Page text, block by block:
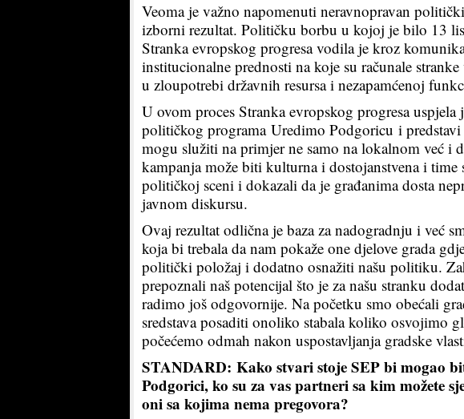
Veoma je važno napomenuti neravnopravan
izborni rezultat. Političku borbu u kojoj je bilo 13
Stranka evropskog progresa vodila je kroz
institucionalne prednosti na koje su računale
u zloupotrebi državnih resursa i nezapamćenoj
U ovom proces Stranka evropskog progresa uspjela
političkog programa Uredimo Podgoricu i
mogu služiti na primjer ne samo na lokalnom već i
kampanja može biti kulturna i dostojanstvena i
političkoj sceni i dokazali da je građanima dosta
javnom diskursu.
Ovaj rezultat odlična je baza za nadogradnju i već
koja bi trebala da nam pokaže one djelove grada
politički položaj i dodatno osnažiti našu politiku.
prepoznali naš potencijal što je za našu stranku
radimo još odgovornije. Na početku smo obećali
sredstava posaditi onoliko stabala koliko osvojimo
počećemo odmah nakon uspostavljanja gradske
STANDARD: Kako stvari stoje SEP bi mogao
Podgorici, ko su za vas partneri sa kim možete
oni sa kojima nema pregovora?